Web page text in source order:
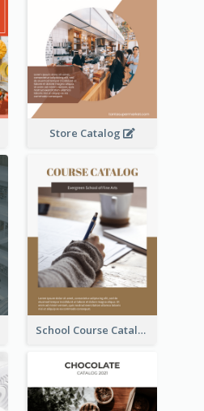
Store Catalog
School Course Catalog